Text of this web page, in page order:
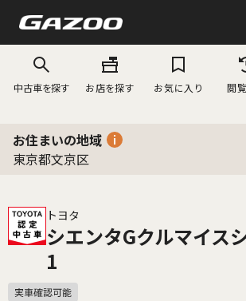
中古車を探す お店を探す お気に入り 閲
お住まいの地域
東京都文京区
トヨタ
シエンタGクルマイス
1